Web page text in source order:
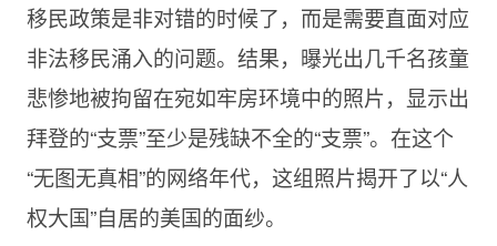
移民政策是非对错的时候了，而是需要直面对应
非法移民涌入的问题。结果，曝光出几千名孩童
悲惨地被拘留在宛如牢房环境中的照片，显示出
拜登的“支票”至少是残缺不全的“支票”。在这个
“无图无真相”的网络年代，这组照片揭开了以“人
权大国”自居的美国的面纱。